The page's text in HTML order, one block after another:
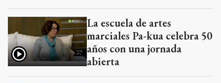
La escuela de artes
marciales Pa-kua celebra 50
años con una jornada
abierta